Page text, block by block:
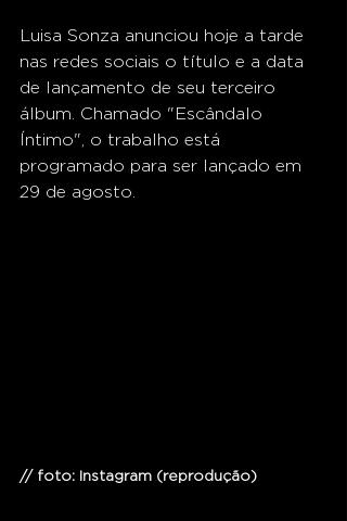
Luisa Sonza anunciou hoje a tarde
nas redes sociais o título e a data
de lançamento de seu terceiro
álbum. Chamado "Escândalo
Íntimo", o trabalho está
programado para ser lançado em
29 de agosto.
// foto: Instagram (reprodução)